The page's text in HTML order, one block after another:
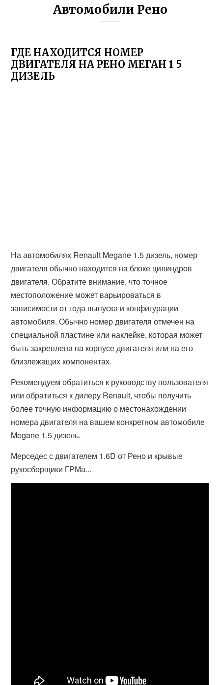
Автомобили Рено
ГДЕ НАХОДИТСЯ НОМЕР
ДВИГАТЕЛЯ НА РЕНО МЕГАН 1 5
ДИЗЕЛЬ
На автомобилях Renault Megane 1.5 дизель, номер
двигателя обычно находится на блоке цилиндров
двигателя. Обратите внимание, что точное
местоположение может варьироваться в
зависимости от года выпуска и конфигурации
автомобиля. Обычно номер двигателя отмечен на
специальной пластине или наклейке, которая может
быть закреплена на корпусе двигателя или на его
близлежащих компонентах.
Рекомендуем обратиться к руководству пользователя
или обратиться к дилеру Renault, чтобы получить
более точную информацию о местонахождении
номера двигателя на вашем конкретном автомобиле
Megane 1.5 дизель.
Мерседес с двигателем 1.6D от Рено и крывые
рукосборщики ГРМа...